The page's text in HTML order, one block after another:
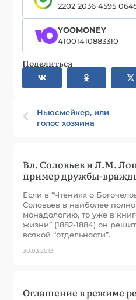
2202 2036 4595
YOOMONEY
41001410883310
Поделиться
Ньюсмейкер, или
голос хозяина
Вл. Соловьев и Л.М.
пример дружбы-
Если в “Чтениях о
Соловьев в наиболее
монадологию, то уже в
жизни” (1882-1884) он
всякой “отдельности”.
30.03.2013
Оглашение в режиме